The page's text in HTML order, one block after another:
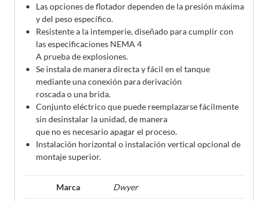
Las opciones de flotador dependen de la presión máxima
y del peso específico.
Resistente a la intemperie, diseñado para cumplir con
las especificaciones NEMA 4
A prueba de explosiones.
Se instala de manera directa y fácil en el tanque
mediante una conexión para derivación
roscada o una brida.
Conjunto eléctrico que puede reemplazarse fácilmente
sin desinstalar la unidad, de manera
que no es necesario apagar el proceso.
Instalación horizontal o instalación vertical opcional de
montaje superior.
Marca Dwyer